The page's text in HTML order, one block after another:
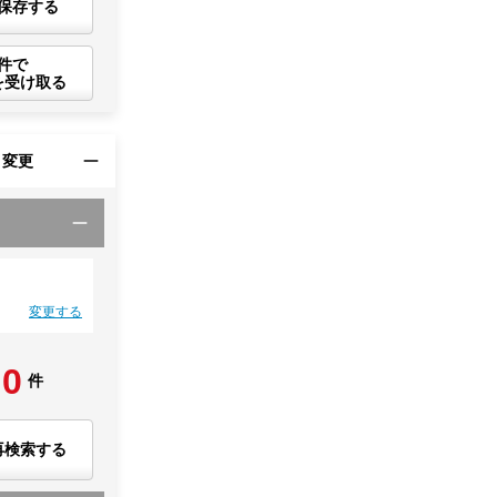
存する
で
受け取る
更
変更する
0 件
検索する